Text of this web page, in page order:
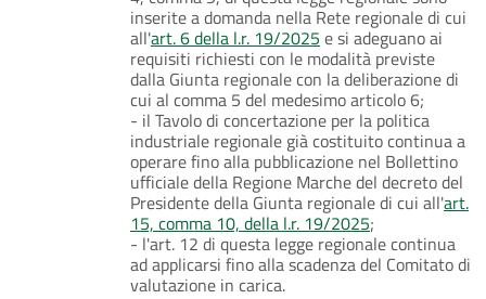
inserite a domanda nella Rete regionale di cui
all'art. 6 della l.r. 19/2025 e si adeguano ai
requisiti richiesti con le modalità previste
dalla Giunta regionale con la deliberazione di
cui al comma 5 del medesimo articolo 6;
- il Tavolo di concertazione per la politica
industriale regionale già costituito continua a
operare fino alla pubblicazione nel Bollettino
ufficiale della Regione Marche del decreto del
Presidente della Giunta regionale di cui all'art.
15, comma 10, della l.r. 19/2025;
- l'art. 12 di questa legge regionale continua
ad applicarsi fino alla scadenza del Comitato di
valutazione in carica.